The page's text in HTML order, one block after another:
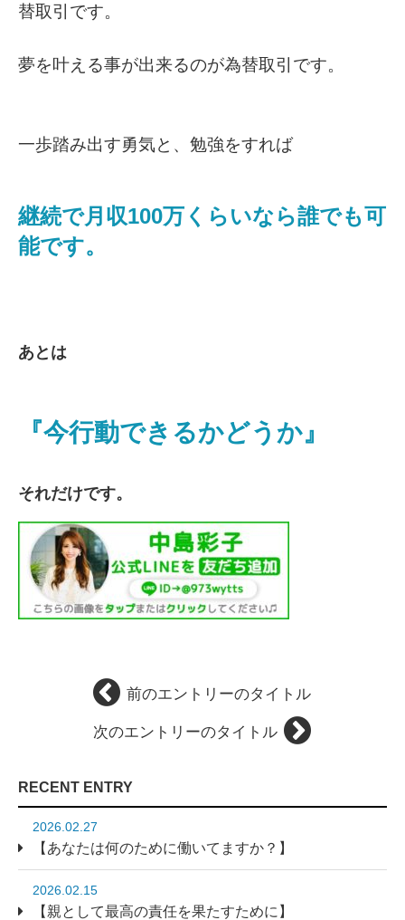
替取引です。
夢を叶える事が出来るのが為替取引です。
一歩踏み出す勇気と、勉強をすれば
継続で月収100万くらいなら誰でも可
能です。
あとは
『今行動できるかどうか』
それだけです。
前のエントリーのタイトル
次のエントリーのタイトル
RECENT ENTRY
2026.02.27
【あなたは何のために働いてますか？】
2026.02.15
【親として最高の責任を果たすために】